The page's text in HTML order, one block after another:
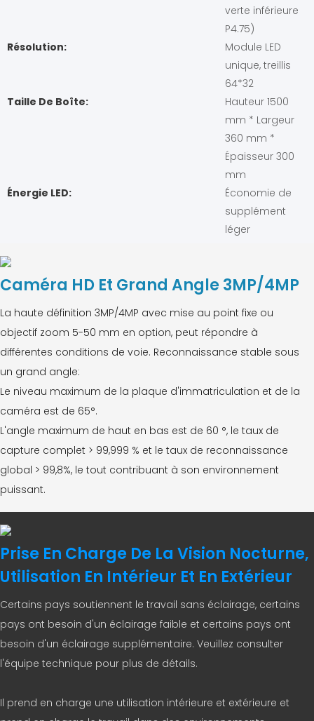
verte inférieure
P4.75)
Résolution:
Module LED
unique, treillis
64*32
Taille De Boîte:
Hauteur 1500
mm * Largeur
360 mm *
Épaisseur 300
mm
Énergie LED:
Économie de
supplément
léger
Caméra HD Et Grand Angle 3MP/4MP
La haute définition 3MP/4MP avec mise au point fixe ou
objectif zoom 5-50 mm en option, peut répondre à
différentes conditions de voie. Reconnaissance stable sous
un grand angle:
Le niveau maximum de la plaque d'immatriculation et de la
caméra est de 65°.
L'angle maximum de haut en bas est de 60 °, le taux de
capture complet > 99,999 % et le taux de reconnaissance
global > 99,8%, le tout contribuant à son environnement
puissant.
Prise En Charge De La Vision Nocturne,
Utilisation En Intérieur Et En Extérieur
Certains pays soutiennent le travail sans éclairage, certains
pays ont besoin d'un éclairage faible et certains pays ont
besoin d'un éclairage supplémentaire. Veuillez consulter
l'équipe technique pour plus de détails.
Il prend en charge une utilisation intérieure et extérieure et